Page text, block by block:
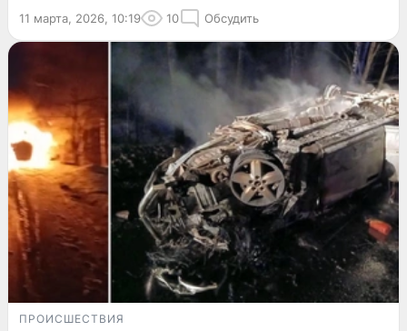
11 марта, 2026, 10:19 10 Обсудить
ПРОИСШЕСТВИЯ